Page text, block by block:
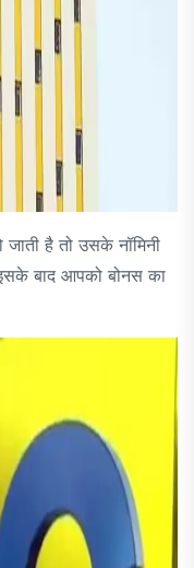
है तो उसके नॉमिनी
बाद आपको बोनस का